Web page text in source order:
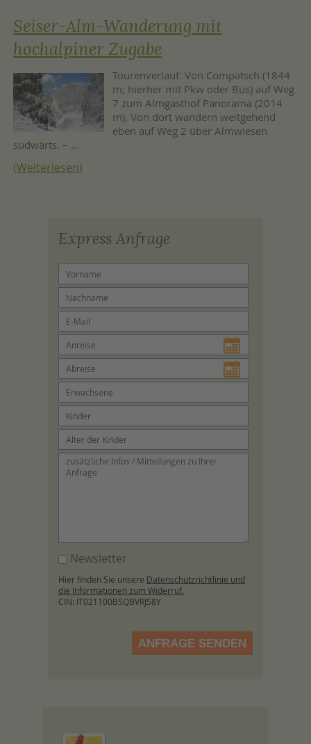
Seiser-Alm-Wanderung mit
hochalpiner Zugabe
Tourenverlauf: Von Compatsch (1844
m; hierher mit Pkw oder Bus) auf Weg
7 zum Almgasthof Panorama (2014
m). Von dort wandern weitgehend
eben auf Weg 2 über Almwiesen
südwärts. – …
(Weiterlesen)
Express Anfrage
Newsletter
Hier finden Sie unsere Datenschutzrichtlinie und
die Informationen zum Widerruf.
CIN: IT021100B5QBVRJ58Y
ANFRAGE SENDEN